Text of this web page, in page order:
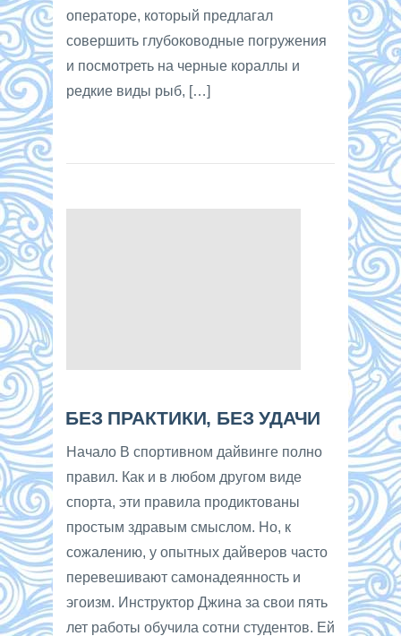
операторе, который предлагал
совершить глубоководные погружения
и посмотреть на черные кораллы и
редкие виды рыб, […]
БЕЗ ПРАКТИКИ, БЕЗ УДАЧИ
Начало В спортивном дайвинге полно
правил. Как и в любом другом виде
спорта, эти правила продиктованы
простым здравым смыслом. Но, к
сожалению, у опытных дайверов часто
перевешивают самонадеянность и
эгоизм. Инструктор Джина за свои пять
лет работы обучила сотни студентов. Ей